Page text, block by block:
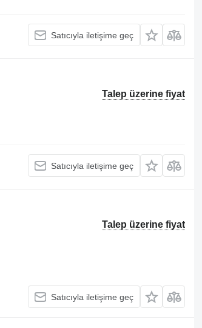
Satıcıyla iletişime geç
Talep üzerine fiyat
Satıcıyla iletişime geç
Talep üzerine fiyat
Satıcıyla iletişime geç